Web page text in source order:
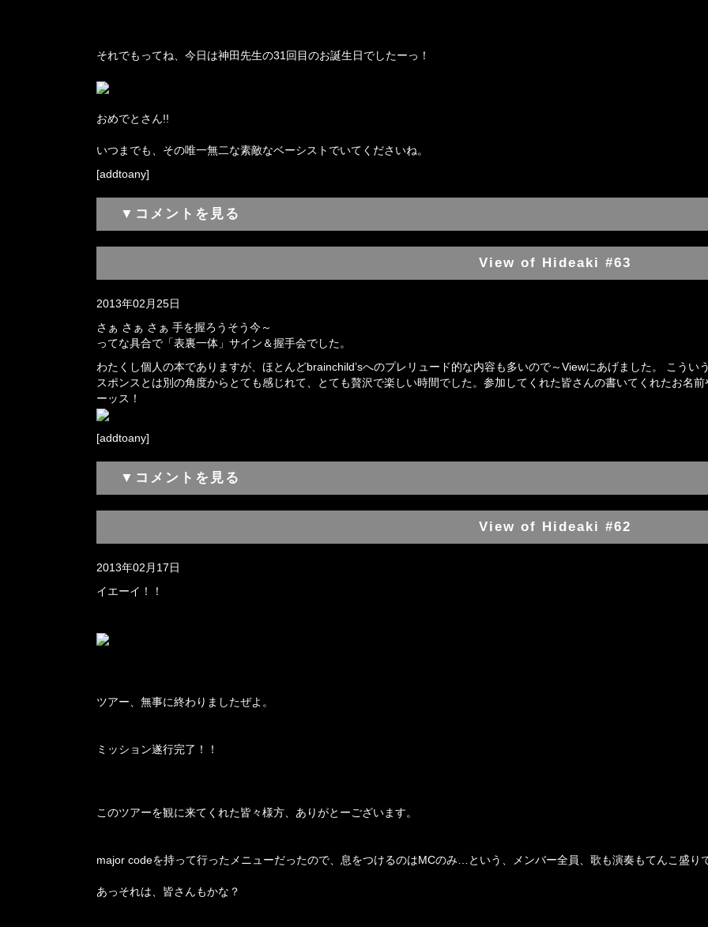
それでもってね、今日は神田先生の31回目のお誕生日でしたーっ！
おめでとさん!!
いつまでも、その唯一無二な素敵なベーシストでいてくださいね。
[addtoany]
▼コメントを見る
View of Hideaki #63
2013年02月25日
さぁ さぁ さぁ 手を握ろうそう今～
ってな具合で「表裏一体」サイン＆握手会でした。
わたくし個人の本でありますが、ほとんどbrainchild’sへのプレリュード的な内容も多いので～Viewにあげました。 こう
スポンスとは別の角度からとても感じれて、とても贅沢で楽しい時間でした。参加してくれた皆さんの書いてくれたお名
ーッス！
[addtoany]
▼コメントを見る
View of Hideaki #62
2013年02月17日
イエーイ！！
ツアー、無事に終わりましたぜよ。
ミッション遂行完了！！
このツアーを観に来てくれた皆々様方、ありがとーございます。
major codeを持って行ったメニューだったので、息をつけるのはMCのみ…という、メンバー全員、歌も演奏もてんこ盛り
あっそれは、皆さんもかな？